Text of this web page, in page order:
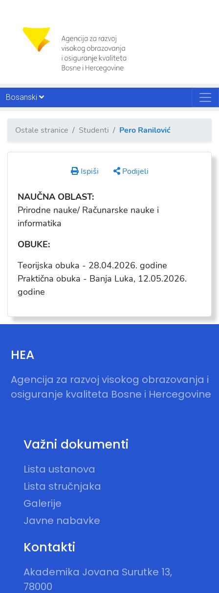
Bosanski
Ostale stranice Studenti Pero Ranilović
Ispiši Podijeli
NAUČNA OBLAST:
Prirodne nauke/ Računarske nauke i
informatika
OBUKE:
Teorijska obuka - 28.04.2026. godine
Praktična obuka - Banja Luka, 12.05.2026.
godine
HEA
Agencija za razvoj visokog obrazovanja i
osiguranje kvaliteta Bosne i Hercegovine
Važni dokumenti
Lista ustanova
Lista stručnjaka
Galerije
Javne nabavke
Kontakti
Akademika Jovana Surutke 13,
78000